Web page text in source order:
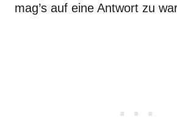
mag’s auf eine Antwort zu